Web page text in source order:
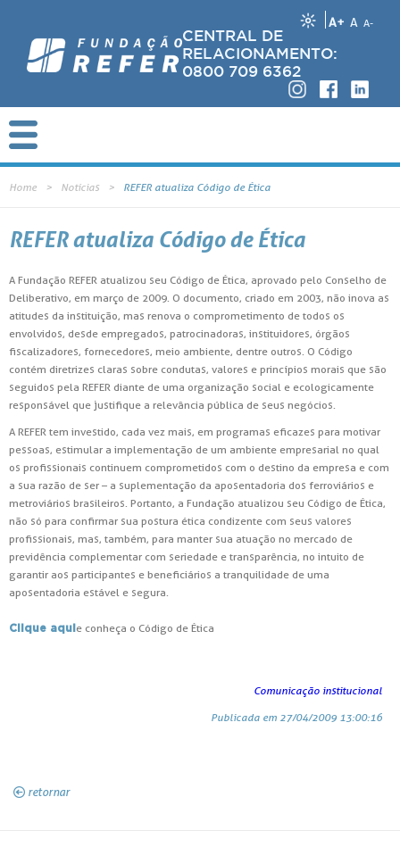
A+ A A-
CENTRAL DE
RELACIONAMENTO:
0800 709 6362
Home Notícias REFER atualiza Código de Ética
REFER atualiza Código de Ética
A Fundação REFER atualizou seu Código de Ética, aprovado pelo Conselho de
Deliberativo, em março de 2009. O documento, criado em 2003, não inova as
atitudes da instituição, mas renova o comprometimento de todos os
envolvidos, desde empregados, patrocinadoras, instituidores, órgãos
fiscalizadores, fornecedores, meio ambiente, dentre outros. O Código
contém diretrizes claras sobre condutas, valores e princípios morais que são
seguidos pela REFER diante de uma organização social e ecologicamente
responsável que justifique a relevância pública de seus negócios.
A REFER tem investido, cada vez mais, em programas eficazes para motivar
pessoas, estimular a implementação de um ambiente empresarial no qual
os profissionais continuem comprometidos com o destino da empresa e com
a sua razão de ser – a suplementação da aposentadoria dos ferroviários e
metroviários brasileiros. Portanto, a Fundação atualizou seu Código de Ética,
não só para confirmar sua postura ética condizente com seus valores
profissionais, mas, também, para manter sua atuação no mercado de
previdência complementar com seriedade e transparência, no intuito de
garantir aos participantes e beneficiários a tranquilidade de uma
aposentadoria estável e segura.
Clique aqui e conheça o Código de Ética
Comunicação institucional
Publicada em 27/04/2009 13:00:16
retornar